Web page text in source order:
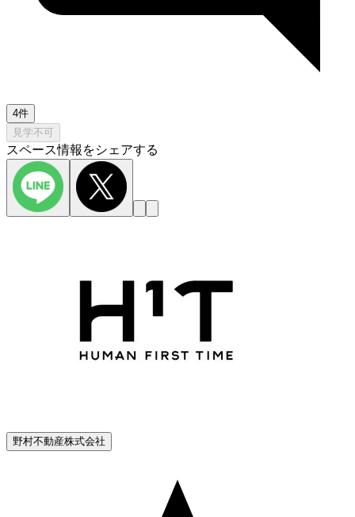
4件
見学不可
スペース情報をシェアする
野村不動産株式会社